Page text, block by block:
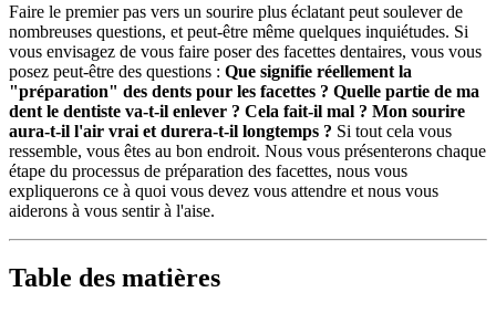
Faire le premier pas vers un sourire plus éclatant peut soulever de
nombreuses questions, et peut-être même quelques inquiétudes. Si
vous envisagez de vous faire poser des facettes dentaires, vous vous
posez peut-être des questions : Que signifie réellement la
"préparation" des dents pour les facettes ? Quelle partie de ma
dent le dentiste va-t-il enlever ? Cela fait-il mal ? Mon sourire
aura-t-il l'air vrai et durera-t-il longtemps ? Si tout cela vous
ressemble, vous êtes au bon endroit. Nous vous présenterons chaque
étape du processus de préparation des facettes, nous vous
expliquerons ce à quoi vous devez vous attendre et nous vous
aiderons à vous sentir à l'aise.
Table des matières